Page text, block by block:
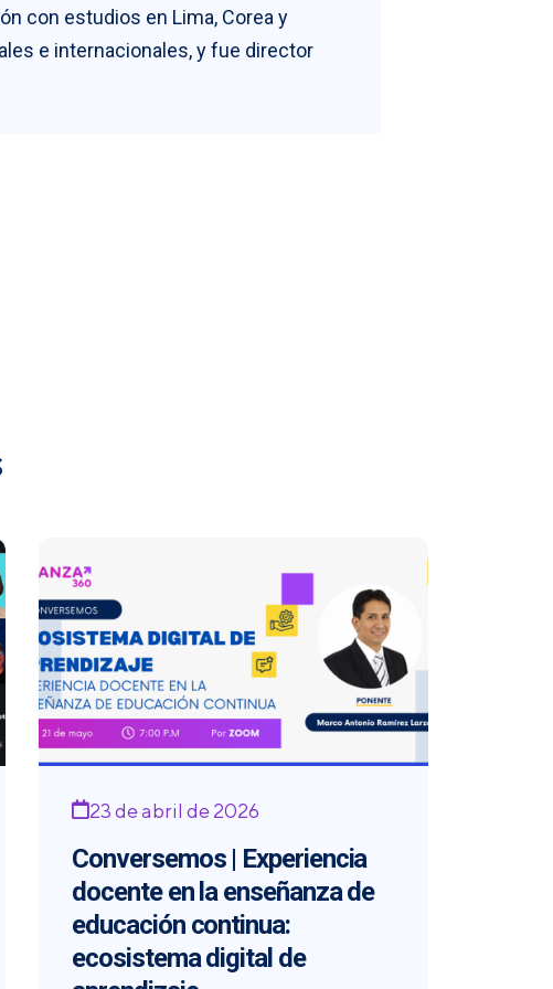
con estudios en Lima, Corea y
e internacionales, y fue director
23 de abril de 2026
Conversemos | Experiencia
docente en la enseñanza de
educación continua:
ecosistema digital de